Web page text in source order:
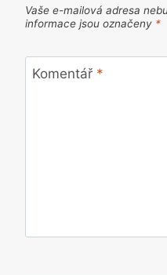
Vaše e-mailová adresa
informace jsou označeny *
Komentář *